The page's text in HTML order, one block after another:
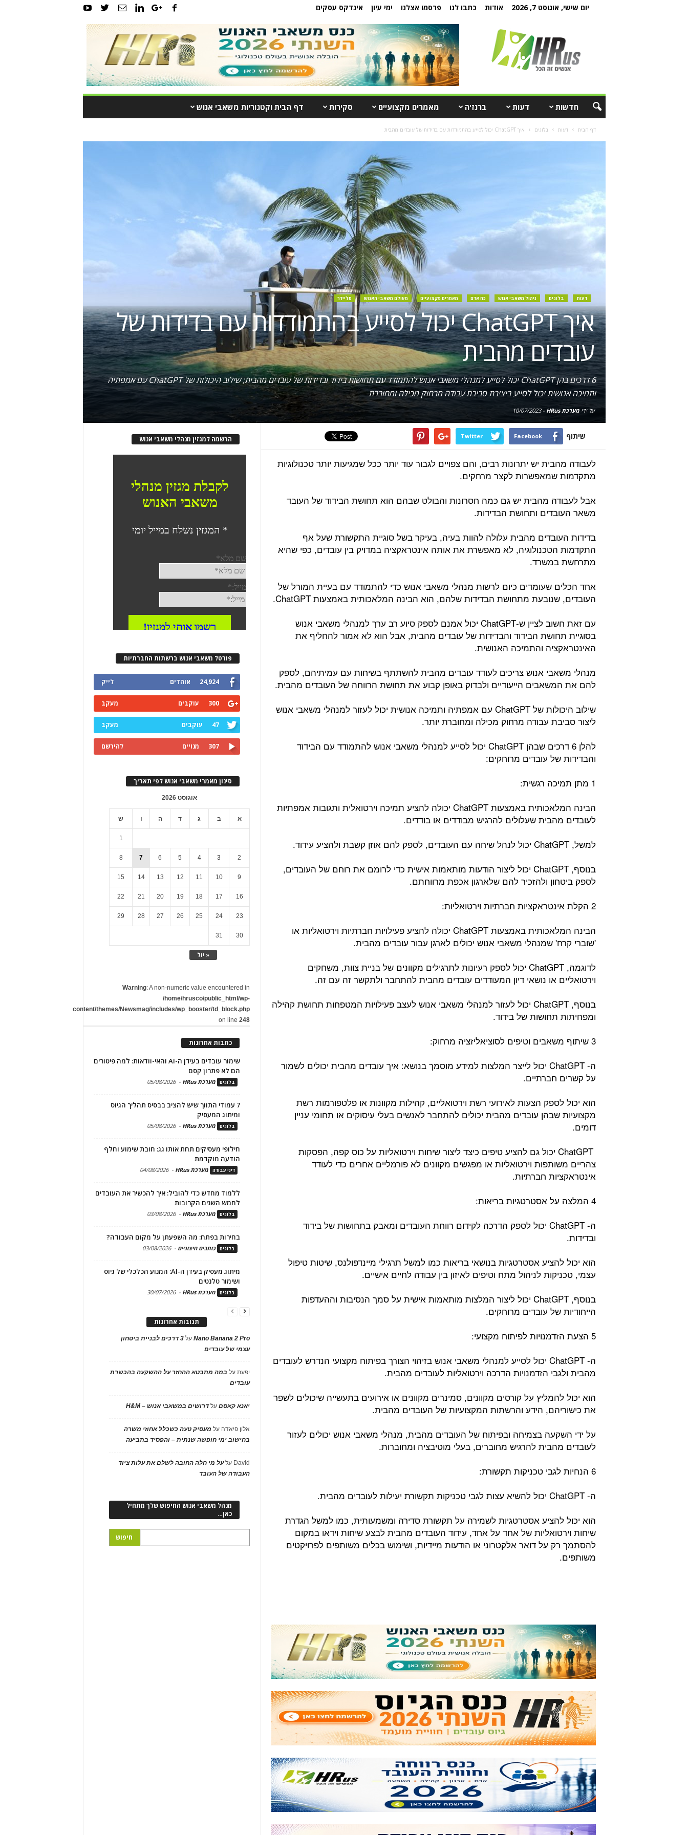
יום שישי, אוגוסט 7, 2026 אודות כתבו לנו פרסמו אצלנו ימי עיון אינדקס עסקים
חדשות דעות ברנז'ה מאמרים מקצועיים סקירות דף הבית וקטגוריות משאבי אנוש
דף הבית דעות בלוגים איך ChatGPT יכול לסייע בהתמודדות עם בדידות של עובדים מהבית
דעות בלוגים ניהול משאבי אנוש כח אדם מאמרים מקצועיים מעולם משאבי האנוש סליידר
איך ChatGPT יכול לסייע בהתמודדות עם בדידות של
עובדים מהבית
6 דרכים בהן ChatGPT יכול לסייע למנהלי משאבי אנוש להתמודד עם תחושות בידוד ובדידות של עובדים מהבית; שילוב היכולות של ChatGPT עם אמפתיה
ותמיכה אנושית יכול לסייע ביצירת סביבת עבודה מרחוק מכילה ומחוברת
על ידימערכת HRus -
10/07/2023
שיתוף Facebook
Twitter
לעבודה מהבית יש יתרונות רבים, והם צפויים לגבור עוד יותר ככל שמגיעות יותר טכנולוגיות
מתקדמות שמאפשרות לקצר מרחקים.
אבל לעבודה מהבית יש גם כמה חסרונות והבולט שבהם הוא תחושת הבידוד של העובד
משאר העובדים ותחושת הבדידות.
בדידות העובדים מהבית עלולה להוות בעיה, בעיקר בשל סוגיית התקשורת שעל אף
התקדמות הטכנולוגיה, לא מאפשרת את אותה אינטראקציה במדויק בין עובדים, כפי שהיא
מתרחשת במשרד.
אחד הכלים שעומדים כיום לרשות מנהלי משאבי אנוש כדי להתמודד עם בעיית המורל של
העובדים, שנובעת מתחושת הבדידות שלהם, הוא הבינה המלאכותית באמצעות ChatGPT.
עם זאת חשוב לציין ש-ChatGPT יכול אמנם לספק סיוע רב ערך למנהלי משאבי אנוש
בסוגיית תחושת הבידוד והבדידות של עובדים מהבית, אבל הוא לא אמור להחליף את
האינטראקציה והתמיכה האנושית.
מנהלי משאבי אנוש צריכים לעודד עובדים מהבית להשתתף בשיחות עם עמיתיהם, לספק
להם את המשאבים הייעודיים ולבדוק באופן קבוע את תחושת הרווחה של העובדים מהבית.
שילוב היכולות של ChatGPT עם אמפתיה ותמיכה אנושית יכול לעזור למנהלי משאבי אנוש
ליצור סביבת עבודה מרחוק מכילה ומחוברת יותר.
להלן 6 דרכים שבהן ChatGPT יכול לסייע למנהלי משאבי אנוש להתמודד עם הבידוד
והבדידות של עובדים מרוחקים:
1 מתן תמיכה רגשית:
הבינה המלאכותית באמצעות ChatGPT יכולה להציע תמיכה וירטואלית ותגובות אמפתיות
לעובדים מהבית שעלולים להרגיש מבודדים או בודדים.
למשל, ChatGPT יכול לנהל שיחה עם העובדים, לספק להם אוזן קשבת ולהציע עידוד.
בנוסף, ChatGPT יכול ליצור הודעות מותאמות אישית כדי לרומם את רוחם של העובדים,
לספק ביטחון ולהזכיר להם שלארגון אכפת מרווחתם.
2 הקלת אינטראקציות חברתיות וירטואליות:
הבינה המלאכותית באמצעות ChatGPT יכולה להציע פעילויות חברתיות וירטואליות או
'שוברי קרח' שמנהלי משאבי אנוש יכולים לארגן עבור עובדים מהבית.
לדוגמה, ChatGPT יכול לספק רעיונות לתרגילים מקוונים של בניית צוות, משחקים
וירטואליים או נושאי דיון המעודדים עובדים מהבית להתחבר ולתקשר זה עם זה.
בנוסף, ChatGPT יכול לעזור למנהלי משאבי אנוש לעצב פעילויות המטפחות תחושת קהילה
ומפחיתות תחושות של בידוד.
3 שיתוף משאבים וטיפים לסוציאליזציה מרחוק:
ה- ChatGPT יכול לייצר המלצות למידע מוסמך בנושא: איך עובדים מהבית יכולים לשמור
על קשרים חברתיים.
הוא יכול לספק הצעות לאירועי רשת וירטואליים, קהילות מקוונות או פלטפורמות רשת
מקצועיות שבהן עובדים מהבית יכולים להתחבר לאנשים בעלי עיסוקים או תחומי עניין
דומים.
ChatGPT יכול גם להציע טיפים כיצד ליצור שיחות וירטואליות על כוס קפה, הפסקות
צהריים משותפות וירטואליות או מפגשים מקוונים לא פורמליים אחרים כדי לעודד
אינטראקציות חברתיות.
4 המלצה על אסטרטגיות בריאות:
ה- ChatGPT יכול לספק הדרכה לקידום רווחת העובדים ומאבק בתחושות של בידוד
ובדידות.
הוא יכול להציע אסטרטגיות בנושאי בריאות כמו למשל תרגילי מיינדפולנס, שיטות טיפול
עצמי, טכניקות לניהול מתח וטיפים לאיזון בין עבודה לחיים אישיים.
בנוסף, ChatGPT יכול ליצור המלצות מותאמות אישית על סמך הנסיבות וההעדפות
הייחודיות של עובדים מרוחקים.
5 הצעת הזדמנויות לפיתוח מקצועי:
ה- ChatGPT יכול לסייע למנהלי משאבי אנוש בזיהוי הצורך בפיתוח מקצועי הנדרש לעובדים
מהבית ולגבי הזדמנויות הדרכה וירטואליות לעובדים מהבית.
הוא יכול להמליץ על קורסים מקוונים, סמינרים מקוונים או אירועים בתעשייה שיכולים לשפר
את כישוריהם, הידע והרשתות המקצועיות של העובדים מהבית.
על ידי השקעה בצמיחה ובפיתוח של העובדים מהבית, מנהלי משאבי אנוש יכולים לעזור
לעובדים מהבית להרגיש מחוברים, בעלי מוטיבציה ומחוברות.
6 הנחיות לגבי טכניקות תקשורת:
ה- ChatGPT יכול להשיא עצות לגבי טכניקות תקשורת יעילות לעובדים מהבית.
הוא יכול להציע אסטרטגיות לשמירה על תקשורת סדירה ומשמעותית, כמו למשל הגדרת
שיחות וירטואליות של אחד על אחד, עידוד העובדים מהבית לבצע שיחות וידאו במקום
להסתמך רק על דואר אלקטרוני או הודעות מיידיות, ושימוש בכלים משותפים לפרויקטים
משותפים.
הרשמה למגזין מנהלי משאבי אנוש
פורטל משאבי אנוש ברשתות החברתיות
24,924 אוהדים לייק
300 עוקבים מעקב
47 עוקבים מעקב
307 מנויים להירשם
סינון מאמרי משאבי אנוש לפי תאריך
אוגוסט 2026
א ב ג ד ה ו ש
« יול
1
2
3
4
5
6
7
8
9
10
11
12
13
14
15
16
17
18
19
20
21
22
23
24
25
26
27
28
29
30
31
Warning: A non-numeric value encountered in
/home/hrusco/public_html/wp-
content/themes/Newsmag/includes/wp_booster/td_block.php
on line248
כתבות אחרונות
שימור עובדים בעידן ה-AI והאי-וודאות: למה פיטורים
הם לא פתרון קסם
בלוגים מערכת HRus -
05/08/2026
7 עמודי התווך שיש להציב בבסיס תהליך הגיוס
ומיתוג המעסיק
בלוגים מערכת HRus -
05/08/2026
חילופי מעסיקים תחת אותו גג: חובת שימוע וחלף
הודעה מוקדמת
דיני עבודה מערכת HRus -
04/08/2026
ללמוד מחדש כדי להוביל: איך להכשיר את העובדים
לחמש השנים הקרובות
בלוגים מערכת HRus -
03/08/2026
בחירות בפתח: מה השפעתן על מקום העבודה?
בלוגים כותבים חיצוניים -
03/08/2026
מיתוג מעסיק בעידן ה-AI: המנוע הכלכלי של גיוס
ושימור טלנטים
בלוגים מערכת HRus -
30/07/2026
תגובות אחרונות
Nano Banana 2 Proעל
3 דרכים לבניית ביטחון
עצמי של עובדים
יפעתעל במה מתבטא ההחזר על ההשקעה בהכשרת
עובדים
יאנא קאסםעלדרושים במשאבי אנוש – H&M
אלון פיאדה על מעסיק טעה כשכלל אחוזי משרה
בחישוב ימי חופשה שנתית – והפסיד בתביעה
David עלעל מי חלה החובה לשלם את עלות ציוד
העבודה של העובד
מנהל משאבי אנוש החיפוש שלך מתחיל
כאן…